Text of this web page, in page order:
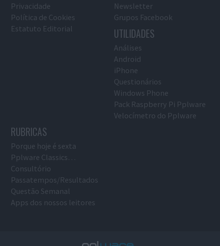
Privacidade
Política de Cookies
Estatuto Editorial
Newsletter
Grupos Facebook
UTILIDADES
Análises
Android
iPhone
Questionários
Windows Phone
Pack Raspberry Pi Pplware
Velocímetro do Pplware
RUBRICAS
Porque hoje é sexta
Pplware Classics…
Consultório
Passatempos/Resultados
Questão Semanal
Apps dos nossos leitores